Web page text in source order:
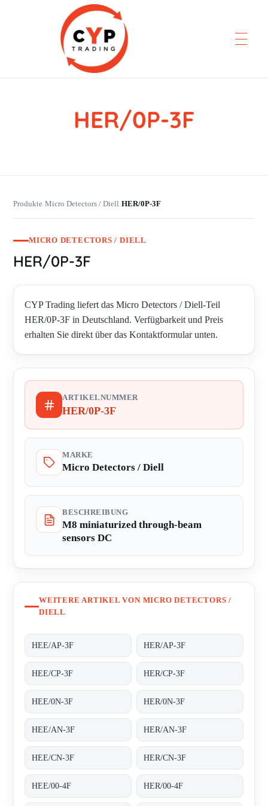
CYP Trading
HER/0P-3F
Produkte›Micro Detectors / Diell›HER/0P-3F
MICRO DETECTORS / DIELL
HER/0P-3F
CYP Trading liefert das Micro Detectors / Diell-Teil
HER/0P-3F in Deutschland. Verfügbarkeit und Preis
erhalten Sie direkt über das Kontaktformular unten.
ARTIKELNUMMER
HER/0P-3F
MARKE
Micro Detectors / Diell
BESCHREIBUNG
M8 miniaturized through-beam
sensors DC
WEITERE ARTIKEL VON MICRO DETECTORS /
DIELL
HEE/AP-3F HER/AP-3F
HEE/CP-3F HER/CP-3F
HEE/0N-3F HER/0N-3F
HEE/AN-3F HER/AN-3F
HEE/CN-3F HER/CN-3F
HEE/00-4F HER/00-4F